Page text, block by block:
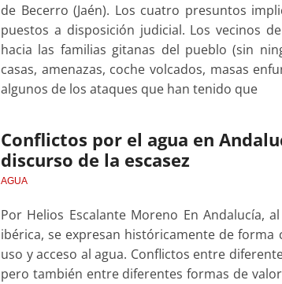
de Becerro (Jaén). Los cuatro presuntos
puestos a disposición judicial. Los vecinos
hacia las familias gitanas del pueblo (sin
casas, amenazas, coche volcados, masas
algunos de los ataques que han tenido que
Conflictos por el agua en
discurso de la escasez
AGUA
Por Helios Escalante Moreno En Andalucía,
ibérica, se expresan históricamente de
uso y acceso al agua. Conflictos entre
pero también entre diferentes formas de